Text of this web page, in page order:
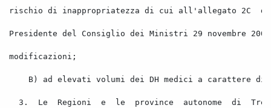
rischio di inappropriatezza di cui all'allegato 2C
Presidente del Consiglio dei Ministri 29 novembre 2001
modificazioni;
B) ad elevati volumi dei DH medici a carattere
3. Le Regioni e le province autonome di